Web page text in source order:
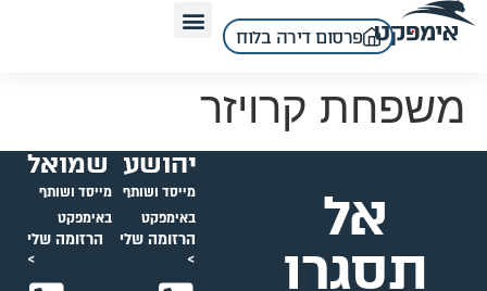
לתוכן
פרסום דירה בלוח
משפחת קרויזר
אל
תסגרו
יהושע
מייסד ושותף
באימפקט
הרזומה שלי
>
שמואל
מייסד ושותף
באימפקט
הרזומה שלי
>